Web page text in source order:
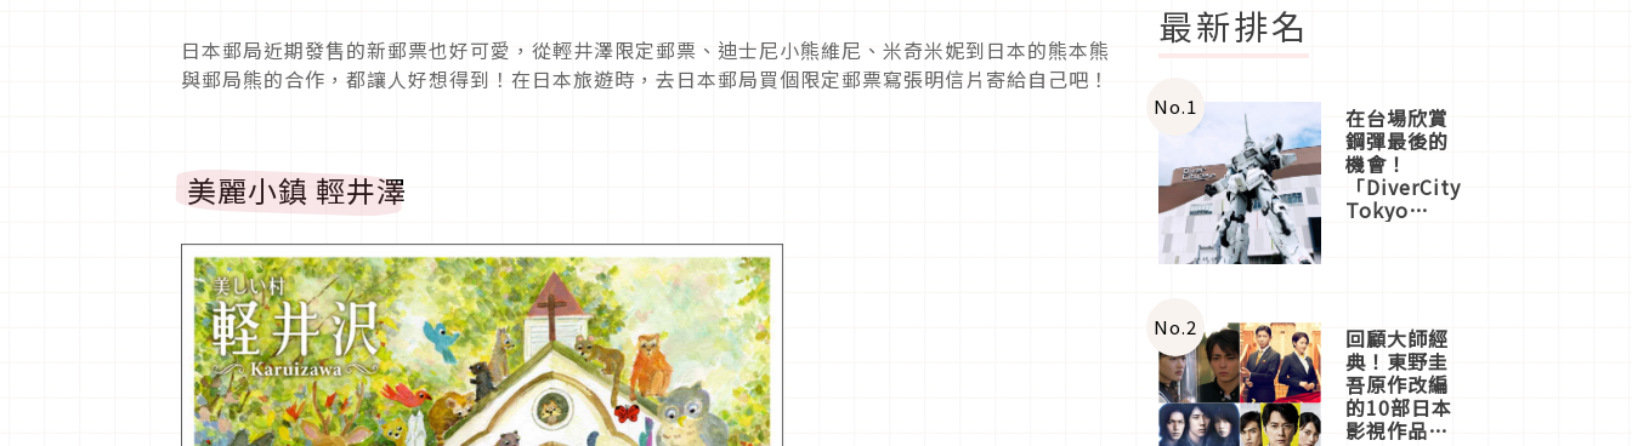
日本郵局近期發售的新郵票也好可愛，從輕井澤限定郵票、迪士尼小熊維尼、米奇米妮到日本的熊本熊
與郵局熊的合作，都讓人好想得到！在日本旅遊時，去日本郵局買個限定郵票寫張明信片寄給自己吧！
美麗小鎮 輕井澤
最新排名
No.1 在台場欣賞
鋼彈最後的
機會！
「DiverCity
Tokyo
體驗
No.2 回顧大師經
典！東野圭
吾原作改編
的10部日本
影視作品推